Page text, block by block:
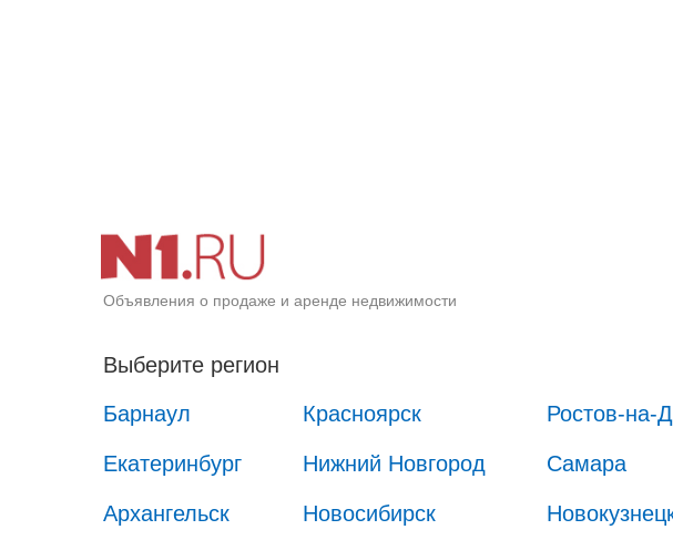
Объявления о продаже и аренде недвижимости
Выберите регион
Барнаул
Красноярск Ростов-на-
Екатеринбург Нижний Новгород Самара
Архангельск Новосибирск